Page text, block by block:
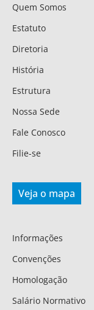
Quem Somos
Estatuto
Diretoria
História
Estrutura
Nossa Sede
Fale Conosco
Filie-se
Veja o mapa
Informações
Convenções
Homologação
Salário Normativo